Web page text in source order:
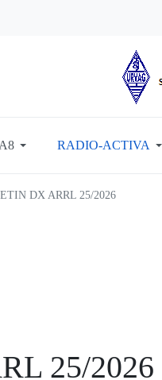
RADIO-ACTIVA
DX ARRL 25/2026
25/2026